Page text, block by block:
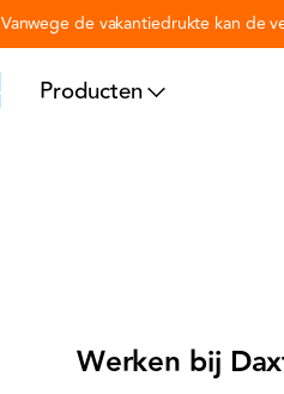
Vanwege de vakantiedrukte kan de
Producten
Werken bij